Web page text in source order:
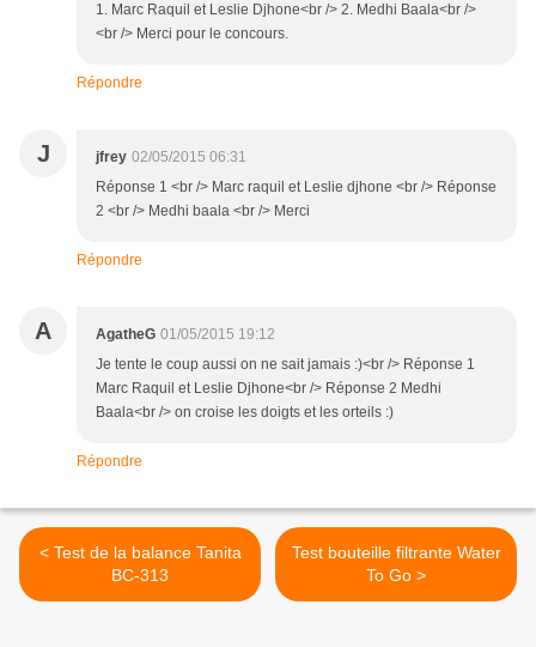
1. Marc Raquil et Leslie Djhone<br /> 2. Medhi Baala<br />
<br /> Merci pour le concours.
Répondre
J jfrey 02/05/2015 06:31
Réponse 1 <br /> Marc raquil et Leslie djhone <br /> Réponse
2 <br /> Medhi baala <br /> Merci
Répondre
A AgatheG 01/05/2015 19:12
Je tente le coup aussi on ne sait jamais :)<br /> Réponse 1
Marc Raquil et Leslie Djhone<br /> Réponse 2 Medhi
Baala<br /> on croise les doigts et les orteils :)
Répondre
< Test de la balance Tanita
BC-313
Test bouteille filtrante Water
To Go >